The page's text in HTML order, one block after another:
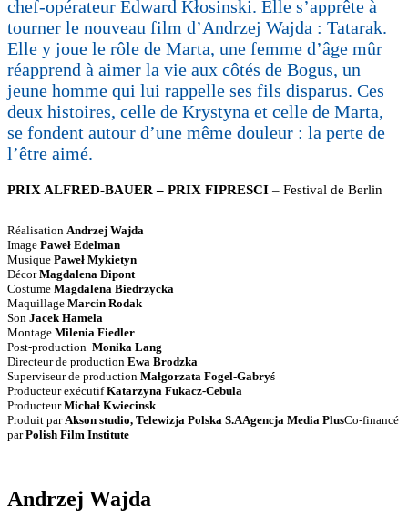
chef-opérateur Edward Kłosinski. Elle s’apprête à
tourner le nouveau film d’Andrzej Wajda : Tatarak.
Elle y joue le rôle de Marta, une femme d’âge mûr
réapprend à aimer la vie aux côtés de Bogus, un
jeune homme qui lui rappelle ses fils disparus. Ces
deux histoires, celle de Krystyna et celle de Marta,
se fondent autour d’une même douleur : la perte de
l’être aimé.
PRIX ALFRED-BAUER – PRIX FIPRESCI – Festival de Berlin
Réalisation Andrzej Wajda
Image Paweł Edelman
Musique Paweł Mykietyn
DécorMagdalena Dipont
Costume Magdalena Biedrzycka
Maquillage Marcin Rodak
Son Jacek Hamela
Montage Milenia Fiedler
Post-production Monika Lang
Directeur de production Ewa Brodzka
Superviseur de production Małgorzata Fogel-Gabryś
Producteur exécutifKatarzyna Fukacz-Cebula
ProducteurMichał Kwiecinsk
Produit par Akson studio, Telewizja Polska S.AAgencja Media PlusCo-financé
parPolish Film Institute
Andrzej Wajda